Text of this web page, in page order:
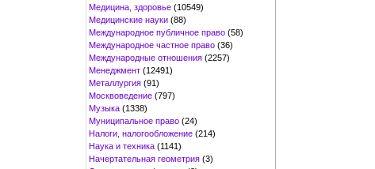
Медицина, здоровье (10549)
Медицинские науки (88)
Международное публичное право (58)
Международное частное право (36)
Международные отношения (2257)
Менеджмент (12491)
Металлургия (91)
Москвоведение (797)
Музыка (1338)
Муниципальное право (24)
Налоги, налогообложение (214)
Наука и техника (1141)
Начертательная геометрия (3)